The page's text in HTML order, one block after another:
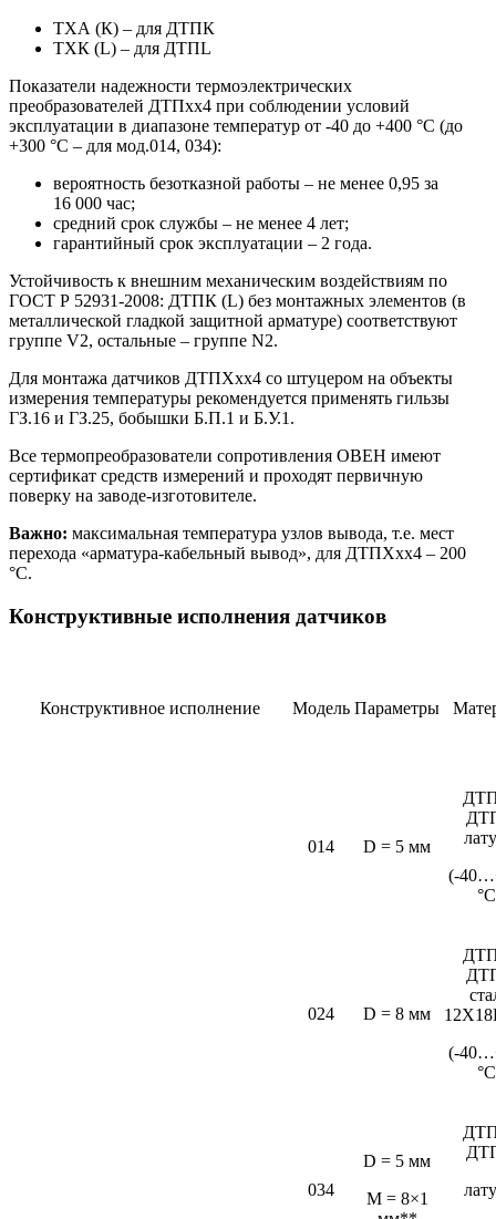
ТХА (К) – для ДТПК
ТХК (L) – для ДТПL
Показатели надежности термоэлектрических
преобразователей ДТПхх4 при соблюдении условий
эксплуатации в диапазоне температур от -40 до +400 °С (до
+300 °С – для мод.014, 034):
вероятность безотказной работы – не менее 0,95 за
16 000 час;
средний срок службы – не менее 4 лет;
гарантийный срок эксплуатации – 2 года.
Устойчивость к внешним механическим воздействиям по
ГОСТ Р 52931-2008: ДТПК (L) без монтажных элементов (в
металлической гладкой защитной арматуре) соответствуют
группе V2, остальные – группе N2.
Для монтажа датчиков ДТПХхх4 со штуцером на объекты
измерения температуры рекомендуется применять гильзы
ГЗ.16 и ГЗ.25, бобышки Б.П.1 и Б.У.1.
Все термопреобразователи сопротивления ОВЕН имеют
сертификат средств измерений и проходят первичную
поверку на заводе-изготовителе.
Важно: максимальная температура узлов вывода, т.е. мест
перехода «арматура-кабельный вывод», для ДТПХхх4 – 200
°С.
Конструктивные исполнения датчиков
Конструктивное исполнение Модель Параметры
014 D = 5 мм
(-
024 D = 8 мм
(-
034
D = 5 мм
М = 8×1